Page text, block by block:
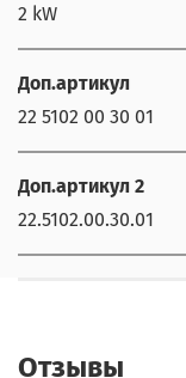
2 kW
Доп.артикул
22 5102 00 30 01
Доп.артикул 2
22.5102.00.30.01
Отзывы